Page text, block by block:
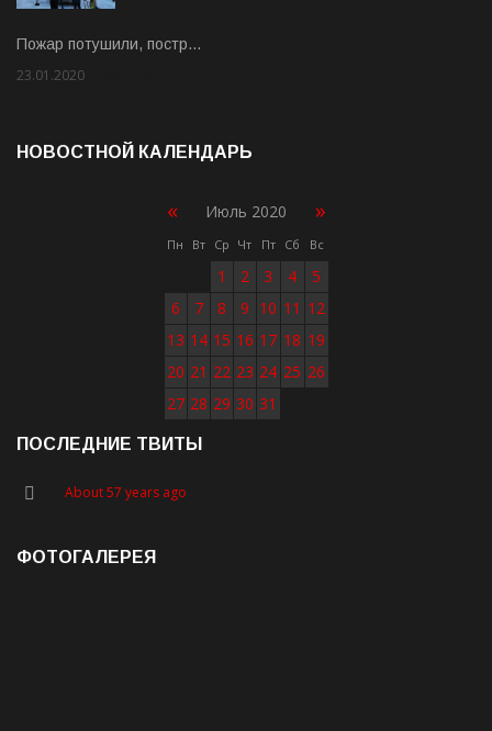
Пожар потушили, постр…
23.01.2020
НОВОСТНОЙ КАЛЕНДАРЬ
« Июль 2020 »
Пн Вт Ср Чт Пт Сб Вс
1 2 3 4
5
6
7 8 9 10 11 12
13 14 15 16 17 18 19
20 21 22 23 24 25 26
27 28 29 30 31
ПОСЛЕДНИЕ ТВИТЫ
About 57 years ago
ФОТОГАЛЕРЕЯ